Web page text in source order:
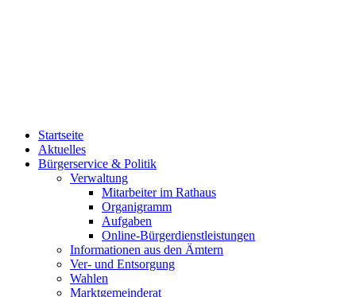
Startseite
Aktuelles
Bürgerservice & Politik
Verwaltung
Mitarbeiter im Rathaus
Organigramm
Aufgaben
Online-Bürgerdienstleistungen
Informationen aus den Ämtern
Ver- und Entsorgung
Wahlen
Marktgemeinderat